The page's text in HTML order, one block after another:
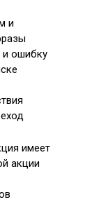
и
и ошибку
имеет
акции